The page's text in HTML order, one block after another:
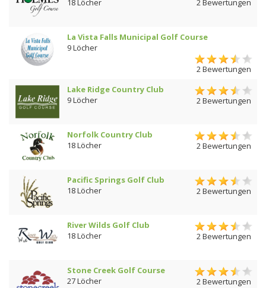
18 Löcher
2 Bewertungen
La Vista Falls Municipal Golf Course
9 Löcher
2 Bewertungen
Lake Ridge Country Club
9 Löcher
2 Bewertungen
Norfolk Country Club
18 Löcher
2 Bewertungen
Pacific Springs Golf Club
18 Löcher
2 Bewertungen
River Wilds Golf Club
18 Löcher
2 Bewertungen
Stone Creek Golf Course
27 Löcher
2 Bewertungen